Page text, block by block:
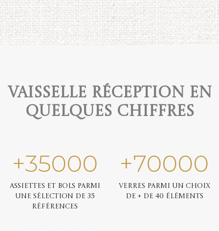
Vaisselle réception en
quelques chiffres
+35000
Assiettes et bols parmi
une sélection de 35
références
+70000
Verres parmi un choix
de + de 40 éléments